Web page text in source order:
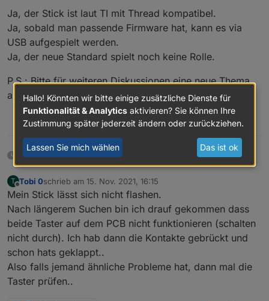
Ja, der Stick ist laut TI mit Thread kompatibel.
Ja, sobald man passende Firmware hat, kann es via
USB aufgespielt werden.
Ja, der neue Standard spielt noch keine Rolle.
P.S.: Bitte für weiteren Diskussionen eine neue Thema
aufmachen.
0
11 Tagen später
T
Offline
Tobi 0schrieb am 15. Nov. 2021, 16:15
zuletzt editiert von
Mein Stick lässt sich nicht flashen.
Nach längerem Suchen bin ich drauf gekommen dass
beide Taster auf dem PCB nicht funktionieren (schalten
nicht durch). Ich hab dann die Kontakte gebrückt und
schon hats geklappt..
Also falls jemand ähnliche Probleme hat, dann mal die
Taster prüfen..
Hallo! Könnten wir bitte einige zusätzliche Dienste für
Funktionalität & Analytics aktivieren? Sie können Ihre
Zustimmung später jederzeit ändern oder zurückziehen.
Lassen Sie mich wählen Das ist ok